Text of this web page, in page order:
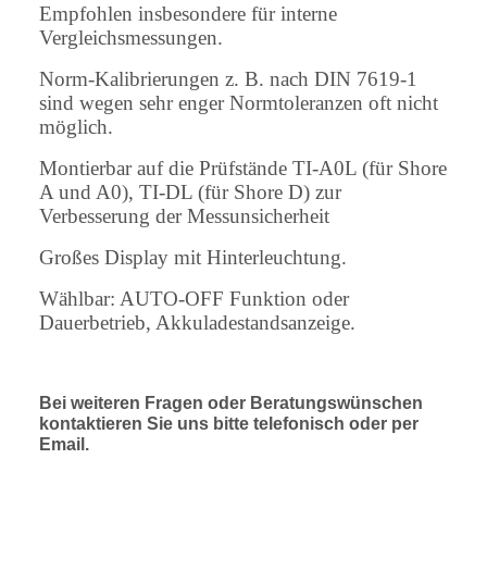
Empfohlen insbesondere für interne
Vergleichsmessungen.
Norm-Kalibrierungen z. B. nach DIN 7619-1
sind wegen sehr enger Normtoleranzen oft nicht
möglich.
Montierbar auf die Prüfstände TI-A0L (für Shore
A und A0), TI-DL (für Shore D) zur
Verbesserung der Messunsicherheit
Großes Display mit Hinterleuchtung.
Wählbar: AUTO-OFF Funktion oder
Dauerbetrieb, Akkuladestandsanzeige.
Bei weiteren Fragen oder Beratungswünschen
kontaktieren Sie uns bitte telefonisch oder per
Email.